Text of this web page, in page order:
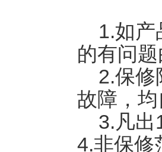
1.如产
的有问
2.保修
故障，
3.凡出
4.非保修